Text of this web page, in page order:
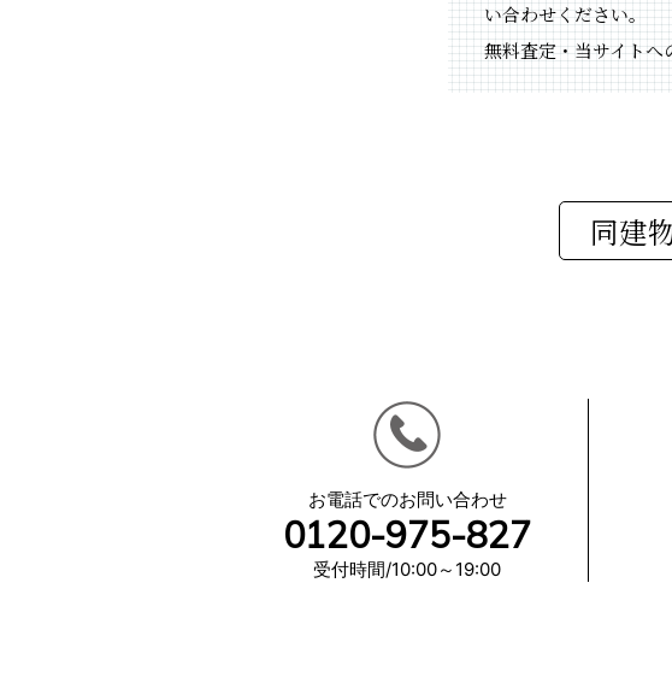
い合わせください。
無料査定・当サイトへ
同建
お電話でのお問い合わせ
0120-975-827
受付時間/10:00～19:00